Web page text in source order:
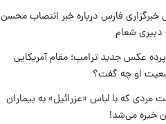
دهک؛ جزئیات اعلام شد
خبرگزاری فارس درباره خبر انتصاب محسن
دبیری شعام
عکس جدید ترامپ؛ مقام آمریکایی
او چه گفت؟
مردی که با لباس «عزرائیل» به بیماران
خیره می‌شد!